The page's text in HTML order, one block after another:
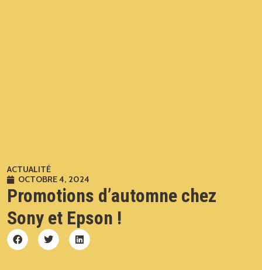
ACTUALITÉ
OCTOBRE 4, 2024
Promotions d’automne chez
Sony et Epson !